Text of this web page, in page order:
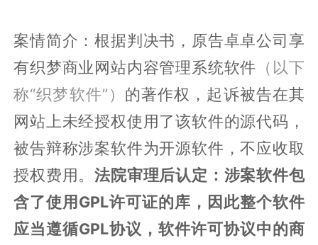
案情简介：根据判决书，原告卓卓公司享
有织梦商业网站内容管理系统软件 （以下
称“织梦软件”） 的著作权，起诉被告在其
网站上未经授权使用了该软件的源代码，
被告辩称涉案软件为开源软件，不应收取
授权费用。法院审理后认定：涉案软件包
含了使用GPL许可证的库，因此整个软件
应当遵循GPL协议，软件许可协议中的商